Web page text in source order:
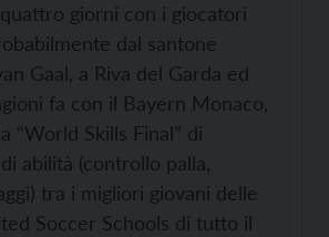
giorni con i giocatori
dal santone
Gaal, a Riva del Garda ed
fa con il Bayern Monaco,
“World Skills Final” di
abilità (controllo palla,
tra i migliori giovani delle
Soccer Schools di tutto il